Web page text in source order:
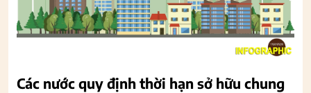
Các nước quy định thời hạn sở hữu chung